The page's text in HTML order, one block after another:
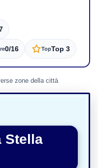
0/16 TopTop 3
zone della città
Stella